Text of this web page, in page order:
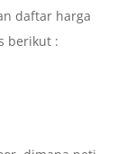
daftar harga
berikut :